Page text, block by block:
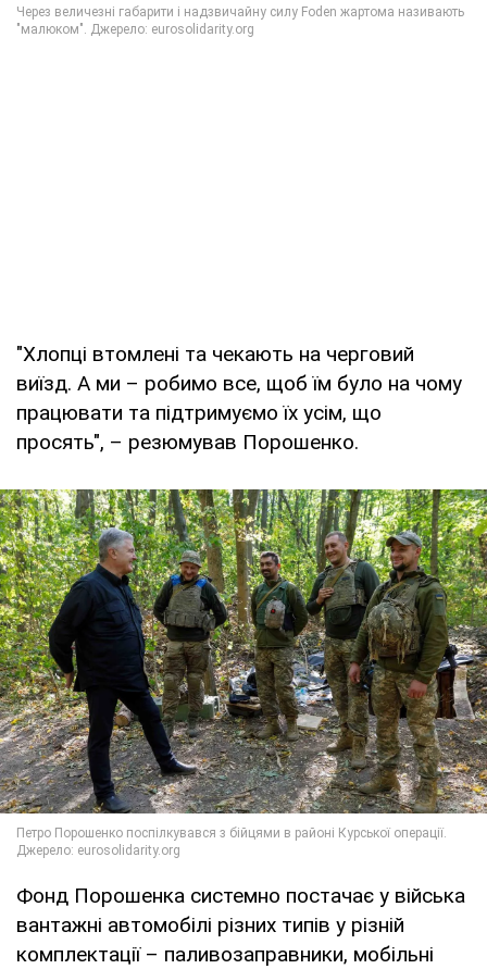
"Хлопці втомлені та чекають на черговий
виїзд. А ми – робимо все, щоб їм було на чому
працювати та підтримуємо їх усім, що
просять", – резюмував Порошенко.
Фонд Порошенка системно постачає у війська
вантажні автомобілі різних типів у різній
комплектації – паливозаправники, мобільні